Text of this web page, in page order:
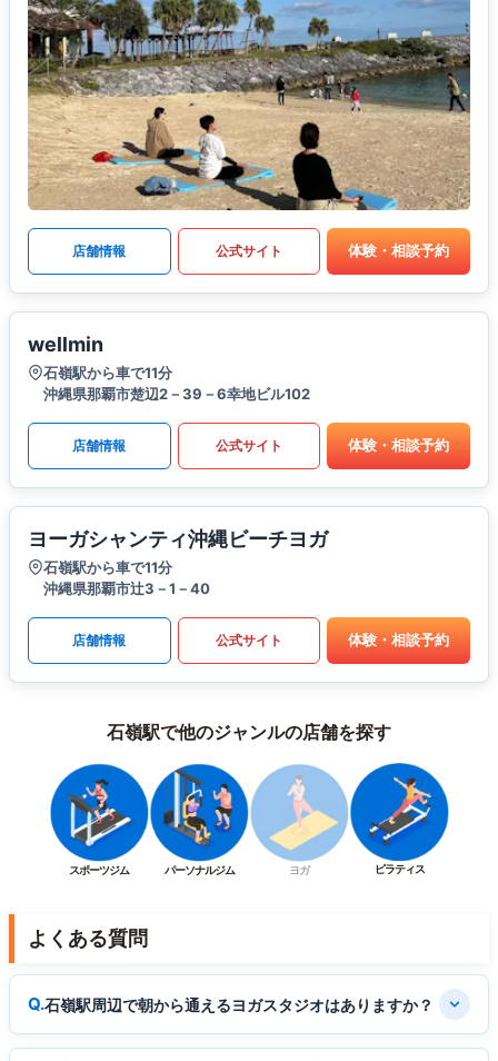
店舗情報 公式サイト 体験・相談予約
wellmin
石嶺駅から車で11分
沖縄県那覇市楚辺2－39－6幸地ビル102
店舗情報 公式サイト 体験・相談予約
ヨーガシャンティ沖縄ビーチヨガ
石嶺駅から車で11分
沖縄県那覇市辻3－1－40
店舗情報 公式サイト 体験・相談予約
石嶺駅で他のジャンルの店舗を探す
スポーツジム パーソナルジム ヨガ ピラティス
よくある質問
石嶺駅周辺で朝から通えるヨガスタジオはありますか？